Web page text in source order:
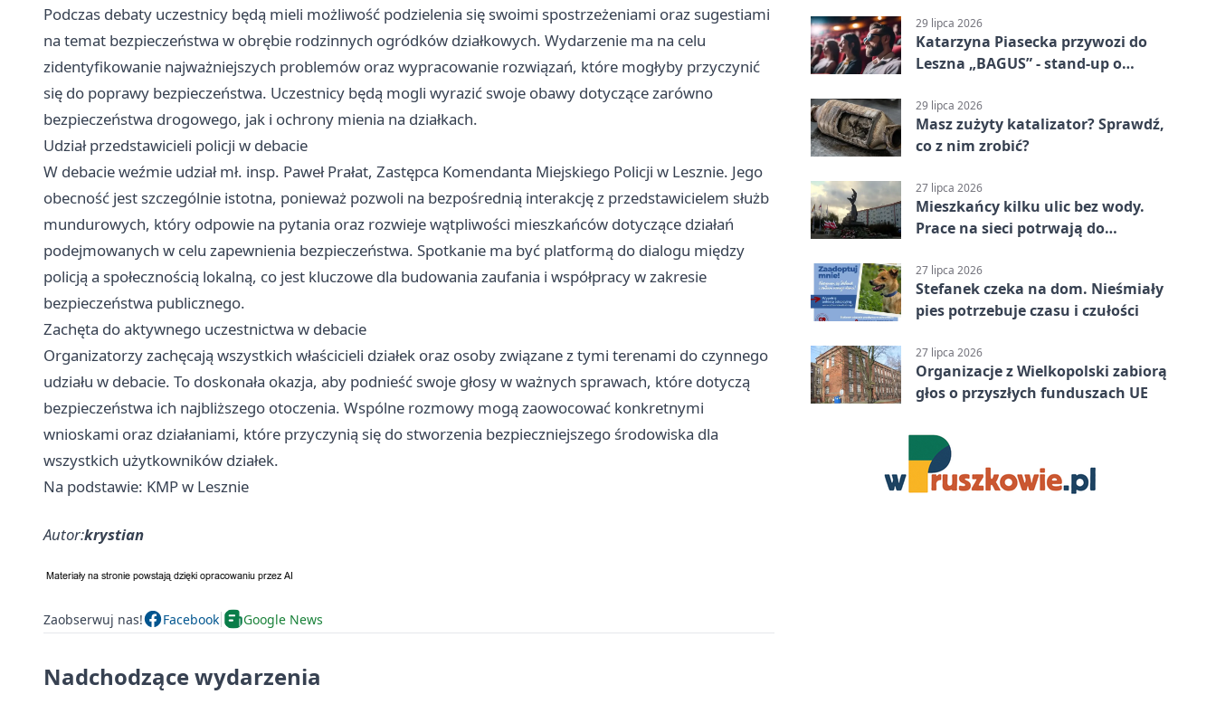
Podczas debaty uczestnicy będą mieli możliwość podzielenia się swoimi spostrzeżeniami oraz sugestiami
na temat bezpieczeństwa w obrębie rodzinnych ogródków działkowych. Wydarzenie ma na celu
zidentyfikowanie najważniejszych problemów oraz wypracowanie rozwiązań, które mogłyby przyczynić
się do poprawy bezpieczeństwa. Uczestnicy będą mogli wyrazić swoje obawy dotyczące zarówno
bezpieczeństwa drogowego, jak i ochrony mienia na działkach.
Udział przedstawicieli policji w debacie
W debacie weźmie udział mł. insp. Paweł Prałat, Zastępca Komendanta Miejskiego Policji w Lesznie. Jego
obecność jest szczególnie istotna, ponieważ pozwoli na bezpośrednią interakcję z przedstawicielem służb
mundurowych, który odpowie na pytania oraz rozwieje wątpliwości mieszkańców dotyczące działań
podejmowanych w celu zapewnienia bezpieczeństwa. Spotkanie ma być platformą do dialogu między
policją a społecznością lokalną, co jest kluczowe dla budowania zaufania i współpracy w zakresie
bezpieczeństwa publicznego.
Zachęta do aktywnego uczestnictwa w debacie
Organizatorzy zachęcają wszystkich właścicieli działek oraz osoby związane z tymi terenami do czynnego
udziału w debacie. To doskonała okazja, aby podnieść swoje głosy w ważnych sprawach, które dotyczą
bezpieczeństwa ich najbliższego otoczenia. Wspólne rozmowy mogą zaowocować konkretnymi
wnioskami oraz działaniami, które przyczynią się do stworzenia bezpieczniejszego środowiska dla
wszystkich użytkowników działek.
Na podstawie: KMP w Lesznie
Autor:krystian
Zaobserwuj nas! Facebook Google News
Nadchodzące wydarzenia
29 lipca 2026
Katarzyna Piasecka przywozi do
Leszna „BAGUS” - stand-up o
29 lipca 2026
Masz zużyty katalizator? Sprawdź,
co z nim zrobić?
27 lipca 2026
Mieszkańcy kilku ulic bez wody.
Prace na sieci potrwają do
27 lipca 2026
Stefanek czeka na dom. Nieśmiały
pies potrzebuje czasu i czułości
27 lipca 2026
Organizacje z Wielkopolski zabiorą
głos o przyszłych funduszach UE